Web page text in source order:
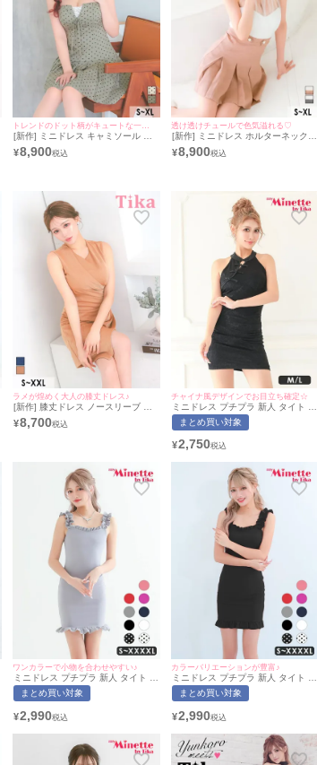
トレンドのドット柄がキュートな一着♡
[新作] ミニドレス キャミソール リ
ボン ドット柄 谷間 プリーツ グレー
XL Aライン キャバドレス (重川茉弥
¥8,900
透け透けチュールで色気溢れる♡
[新作] ミニドレス ホルターネック
谷間 チュール シースルー プリーツ
ベルト付き 背中魅せ バックリボン
¥8,900
ラメが煌めく大人の膝丈ドレス♪
[新作] 膝丈ドレス ノースリーブ グ
リッターラメ シンプル 大人 上品 胸
元カバー ストレッチ ラップ 下着の
¥8,700
チャイナ風デザインでお目立ち確定☆
ミニドレス プチプラ 新人 タイト ワ
ンピース ホルターネック セクシー
ラウンジ 低身長 胸元隠し スナック
(波北かほ着用/M~Lサイズ対応) |
まとめ買い対象
¥2,750
ワンカラーで小物を合わせやすい♪
ミニドレス プチプラ 新人 タイト ワ
ンピース ノースリーブ 低身長 胸元
隠し 背中魅せ スクエアネック 大き
リル袖 グレー キャバドレス (林姫奈
まとめ買い対象
¥2,990
カラーバリエーションが豊富♪
ミニドレス プチプラ 新人 タイト ワ
ンピース ノースリーブ 低身長 胸元
隠し 背中魅せ スクエアネック 大き
ー フリル袖 黒 キャバドレス (林姫
myMinette/マイミネット
まとめ買い対象
¥2,990